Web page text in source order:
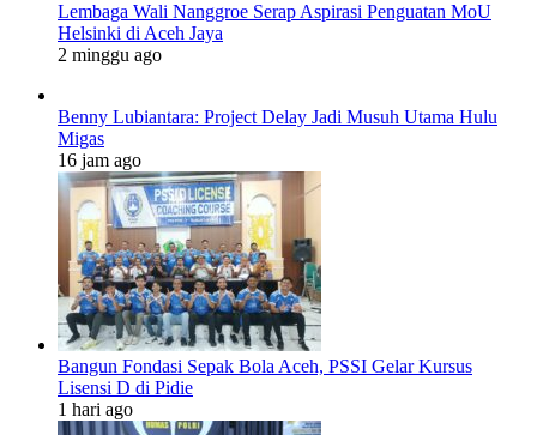
Lembaga Wali Nanggroe Serap Aspirasi Penguatan MoU
Helsinki di Aceh Jaya
2 minggu ago
Benny Lubiantara: Project Delay Jadi Musuh Utama Hulu
Migas
16 jam ago
Bangun Fondasi Sepak Bola Aceh, PSSI Gelar Kursus
Lisensi D di Pidie
1 hari ago